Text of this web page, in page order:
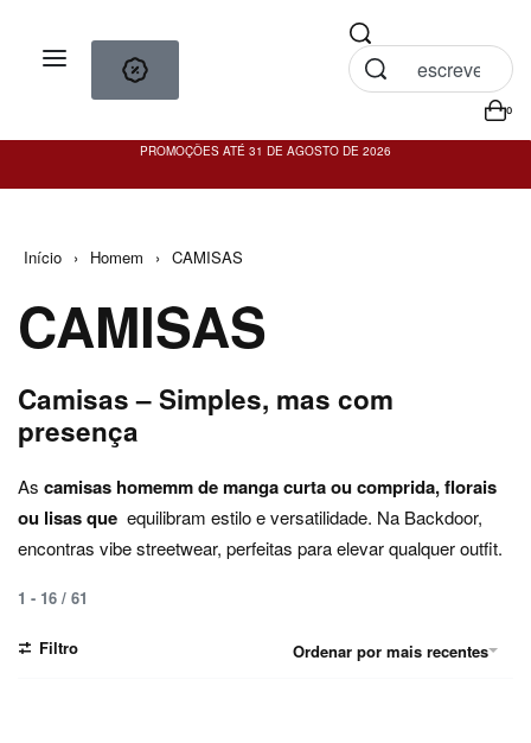
0
PROMOÇÕES ATÉ 31 DE AGOSTO DE 2026
Início › Homem › CAMISAS
CAMISAS
Camisas – Simples, mas com
presença
As camisas homemm de manga curta ou comprida, florais
ou lisas que equilibram estilo e versatilidade. Na Backdoor,
encontras vibe streetwear, perfeitas para elevar qualquer outfit.
1 - 16 / 61
Ordenar por mais recentes
Filtro